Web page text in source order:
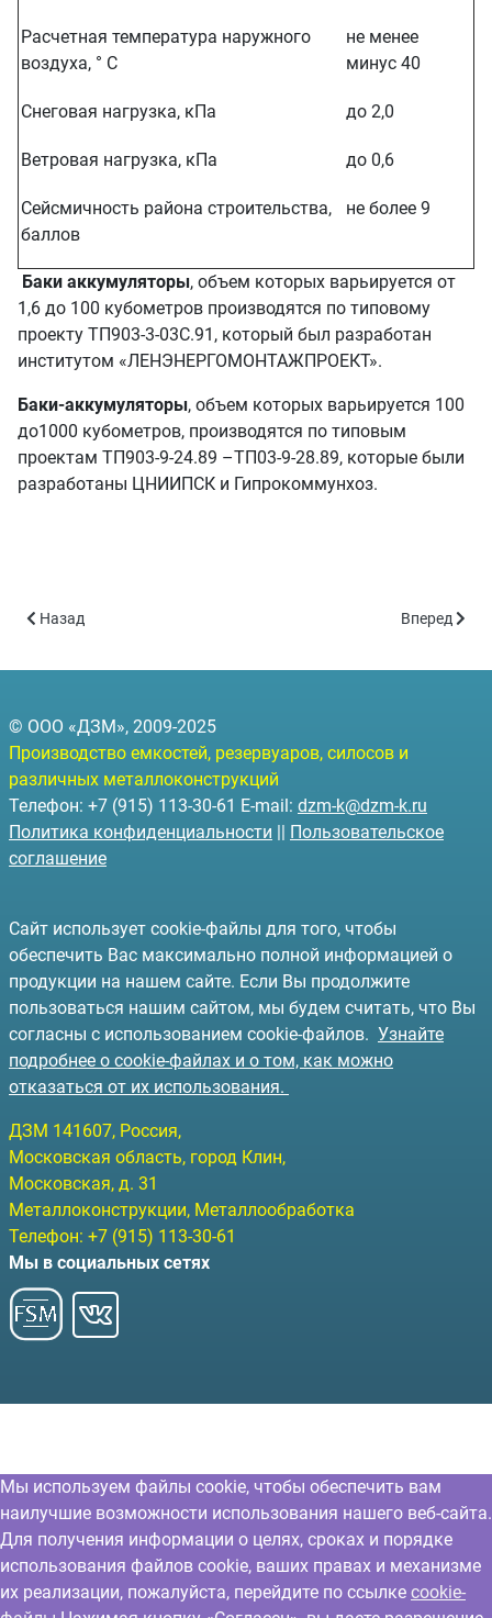
Расчетная температура наружного
воздуха, ° С
не менее
минус 40
Снеговая нагрузка, кПа до 2,0
Ветровая нагрузка, кПа до 0,6
Сейсмичность района строительства,
баллов
не более 9
Баки аккумуляторы, объем которых варьируется от
1,6 до 100 кубометров производятся по типовому
проекту ТП903-3-03С.91, который был разработан
институтом «ЛЕНЭНЕРГОМОНТАЖПРОЕКТ».
Баки-аккумуляторы, объем которых варьируется 100
до1000 кубометров, производятся по типовым
проектам ТП903-9-24.89 –ТП03-9-28.89, которые были
разработаны ЦНИИПСК и Гипрокоммунхоз.
Предыдущий: 153
Назад Следующий:
Вперед
© ООО «ДЗМ», 2009-2025
Производство емкостей, резервуаров, силосов и
различных металлоконструкций
Телефон: +7 (915) 113-30-61 E-mail: dzm-k@dzm-k.ru
Политика конфиденциальности || Пользовательское
соглашение
Сайт использует cookie-файлы для того, чтобы
обеспечить Вас максимально полной информацией о
продукции на нашем сайте. Если Вы продолжите
пользоваться нашим сайтом, мы будем считать, что Вы
согласны с использованием cookie-файлов. Узнайте
подробнее о cookie-файлах и о том, как можно
отказаться от их использования.
ДЗМ 141607, Россия,
Московская область, город Клин,
Московская, д. 31
Металлоконструкции, Металлообработка
Телефон: +7 (915) 113-30-61
Мы в социальных сетях
Мы используем файлы cookie, чтобы обеспечить вам
наилучшие возможности использования нашего веб-сайта.
Для получения информации о целях, сроках и порядке
использования файлов cookie, ваших правах и механизме
их реализации, пожалуйста, перейдите по ссылке cookie-